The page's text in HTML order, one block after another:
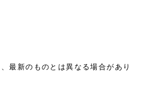
最新のものとは異なる場合があり